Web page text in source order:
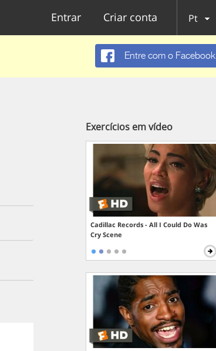
Entrar Criar conta Pt
Entre com o Facebook
Exercícios em vídeo
Cadillac Records - All I Could Do Was
Cry Scene